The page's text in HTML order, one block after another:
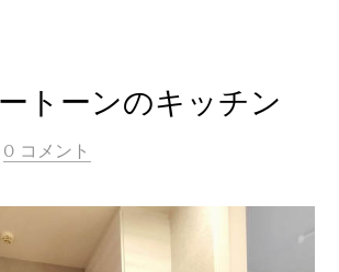
トーンのキッチン
0 コメント